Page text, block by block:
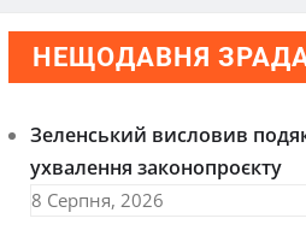
НЕЩОДАВНЯ
Зеленський висловив
ухвалення законопроєкту
8 Серпня, 2026